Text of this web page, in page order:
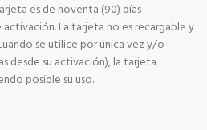
es de noventa (90) días
La tarjeta no es recargable y
se utilice por única vez y/o
desde su activación), la tarjeta
posible su uso.